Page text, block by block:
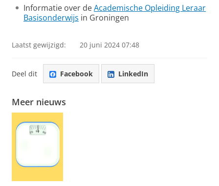
Informatie over deAcademische Opleiding Leraar
Basisonderwijs in Groningen
Laatst gewijzigd: 20 juni 2024 07:48
Deel dit Facebook LinkedIn
Meer nieuws